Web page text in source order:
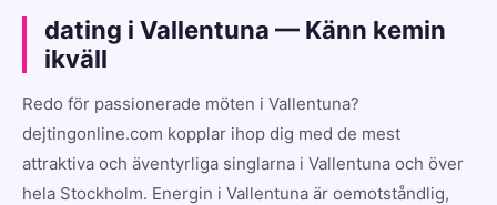
dating i Vallentuna — Känn kemin
ikväll
Redo för passionerade möten i Vallentuna?
dejtingonline.com kopplar ihop dig med de mest
attraktiva och äventyrliga singlarna i Vallentuna och över
hela Stockholm. Energin i Vallentuna är oemotståndlig,